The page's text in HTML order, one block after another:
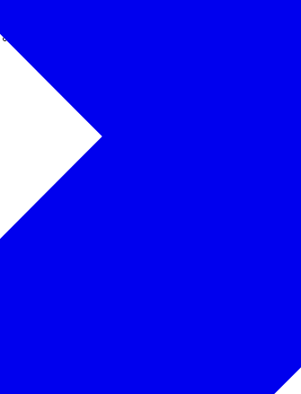
内にはお土産店やすし店などの飲食店の他